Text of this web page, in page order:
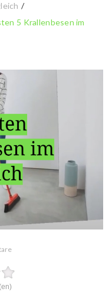
/
5 Krallenbesen im